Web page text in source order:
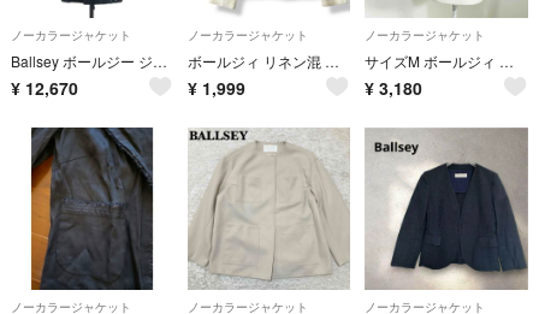
ノーカラージャケット
Ballsey ボールジー ジャケット ブラック 黒 サイズ:36(9号) コットン カットワークレース ノーカラー ジャケット 長袖 Vネック 刺繍 ベルト付き 日本製 アウター ブルゾン 上着 羽織り【レディース】【中古】
¥ 12,670
ノーカラージャケット
ボールジィ リネン混 ノーカラー ジャケット アイボリー系 38 M 羽織り
¥ 1,999
ノーカラージャケット
サイズM ボールジィ ノーカラージャケット ツイード ブルー フリンジ
¥ 3,180
ノーカラージャケット ノーカラージャケット ノーカラージャケット